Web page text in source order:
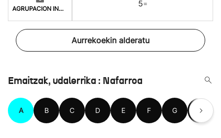
AGRUPACION INDEPENDI
5=
Aurrekoekin alderatu
Emaitzak, udalerrika : Nafarroa
A B C D E F G H